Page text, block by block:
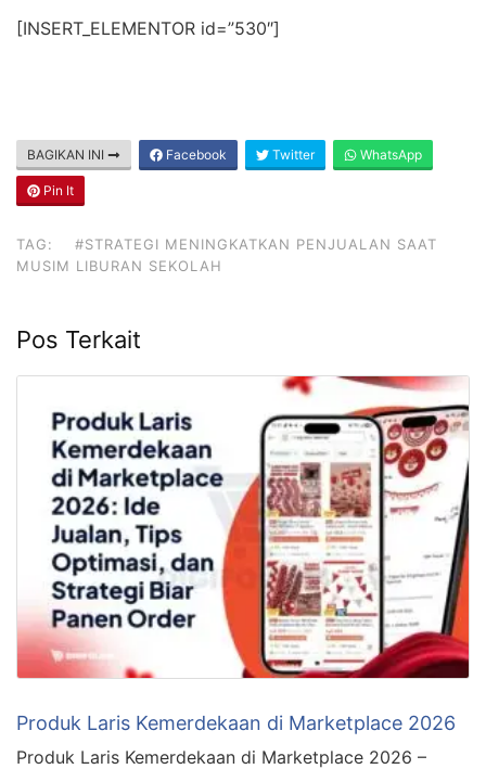
[INSERT_ELEMENTOR id=”530″]
BAGIKAN INI Facebook Twitter WhatsApp
Pin It
TAG:
#STRATEGI MENINGKATKAN PENJUALAN SAAT
MUSIM LIBURAN SEKOLAH
Pos Terkait
Produk Laris Kemerdekaan di Marketplace 2026
Produk Laris Kemerdekaan di Marketplace 2026 –